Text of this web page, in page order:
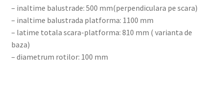
– inaltime balustrade: 500 mm(perpendiculara pe scara)
– inaltime balustrada platforma: 1100 mm
– latime totala scara-platforma: 810 mm ( varianta de
baza)
– diametrum rotilor: 100 mm